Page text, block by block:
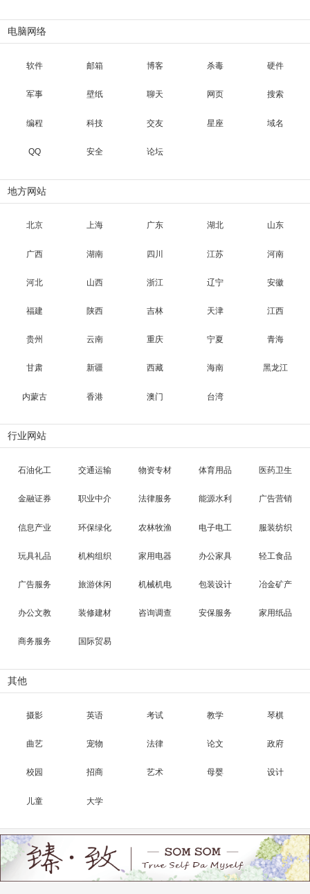
电脑网络
软件 邮箱 博客 杀毒 硬件
军事 壁纸 聊天 网页 搜索
编程 科技 交友 星座 域名
QQ 安全 论坛
地方网站
北京 上海 广东 湖北 山东
广西 湖南 四川 江苏 河南
河北 山西 浙江 辽宁 安徽
福建 陕西 吉林 天津 江西
贵州 云南 重庆 宁夏 青海
甘肃 新疆 西藏 海南 黑龙江
内蒙古 香港 澳门 台湾
行业网站
石油化工 交通运输 物资专材 体育用品 医药卫生
金融证券 职业中介 法律服务 能源水利 广告营销
信息产业 环保绿化 农林牧渔 电子电工 服装纺织
玩具礼品 机构组织 家用电器 办公家具 轻工食品
广告服务 旅游休闲 机械机电 包装设计 冶金矿产
办公文教 装修建材 咨询调查 安保服务 家用纸品
商务服务 国际贸易
其他
摄影 英语 考试 教学 琴棋
曲艺 宠物 法律 论文 政府
校园 招商 艺术 母婴 设计
儿童 大学